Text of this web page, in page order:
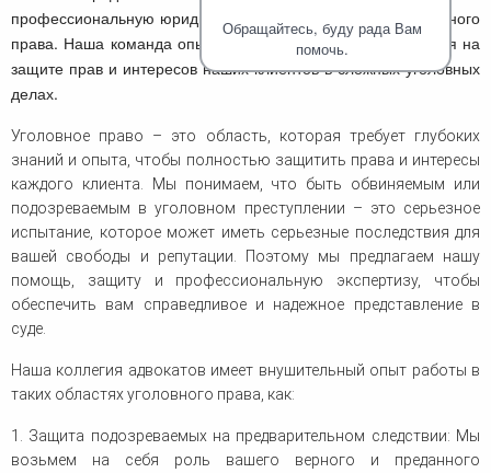
Обращайтесь, буду рада Вам
помочь.
Видео ММКА
Миграционное право
Недвижимость
Неимущественные права
Страхование
Для юридических лиц
Страховые споры
Таможенный адвокат
досудебном порядке
Суды
профессиональную юридическую помощь в области уголовного
права. Наша команда опытных адвокатов специализируется на
защите прав и интересов наших клиентов в сложных уголовных
делах.
Уголовное право – это область, которая требует глубоких
знаний и опыта, чтобы полностью защитить права и интересы
каждого клиента. Мы понимаем, что быть обвиняемым или
подозреваемым в уголовном преступлении – это серьезное
испытание, которое может иметь серьезные последствия для
вашей свободы и репутации. Поэтому мы предлагаем нашу
помощь, защиту и профессиональную экспертизу, чтобы
обеспечить вам справедливое и надежное представление в
суде.
Наша коллегия адвокатов имеет внушительный опыт работы в
таких областях уголовного права, как:
1. Защита подозреваемых на предварительном следствии: Мы
возьмем на себя роль вашего верного и преданного